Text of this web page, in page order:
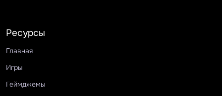
Ресурсы
Главная
Игры
Геймджемы